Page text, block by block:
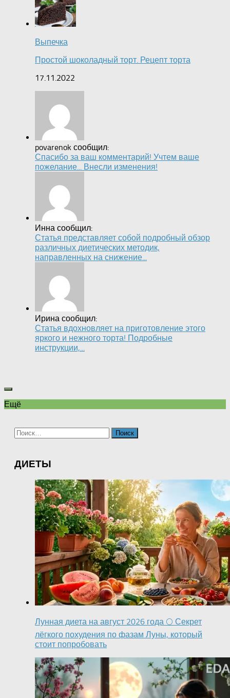
Выпечка
Простой шоколадный торт. Рецепт торта
17.11.2022
povarenok сообщил:
Спасибо за ваш комментарий! Учтем ваше
пожелание... Внесли изменения!
Инна сообщил:
Статья представляет собой подробный обзор
различных диетических методик,
направленных на снижение...
Ирина сообщил:
Статья вдохновляет на приготовление этого
яркого и нежного торта! Подробные
инструкции,...
Ещё
Найти:
ДИЕТЫ
Лунная диета на август 2026 года 🌕 Секрет
лёгкого похудения по фазам Луны, который
стоит попробовать